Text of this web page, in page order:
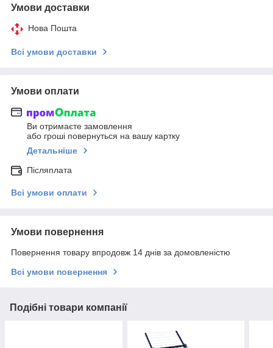
Умови доставки
Нова Пошта
Всі умови доставки
Умови оплати
Ви отримаєте замовлення
або гроші повернуться на вашу картку
Детальніше
Післяплата
Всі умови оплати
Умови повернення
Повернення товару впродовж 14 днів за домовленістю
Всі умови повернення
Подібні товари компанії